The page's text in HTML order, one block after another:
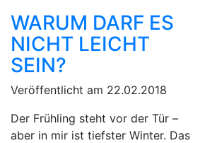
WARUM DARF ES
NICHT LEICHT
SEIN?
Veröffentlicht am 22.02.2018
Der Frühling steht vor der Tür –
aber in mir ist tiefster Winter. Das